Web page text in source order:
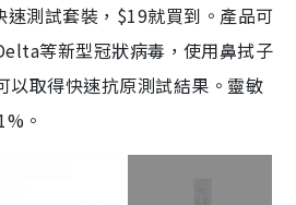
速測試套裝，$19就買到。產品可
等新型冠狀病毒，使用鼻拭子
以取得快速抗原測試結果。靈敏
。